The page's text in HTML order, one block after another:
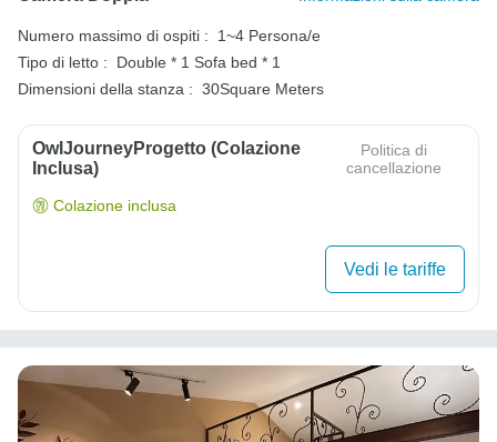
Numero massimo di ospiti :
1~4 Persona/e
Tipo di letto :
Double * 1 Sofa bed * 1
Dimensioni della stanza : 30Square Meters
OwlJourneyProgetto (colazione
Inclusa)
Politica di
cancellazione
Colazione inclusa
Vedi le tariffe